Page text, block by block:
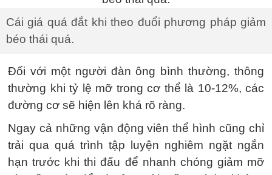
Cái giá quá đắt khi theo đuổi phương pháp giảm
béo thái quá.
Đối với một người đàn ông bình thường, thông
thường khi tỷ lệ mỡ trong cơ thể là 10-12%, các
đường cơ sẽ hiện lên khá rõ ràng.
Ngay cả những vận động viên thể hình cũng chỉ
trải qua quá trình tập luyện nghiêm ngặt ngắn
hạn trước khi thi đấu để nhanh chóng giảm mỡ